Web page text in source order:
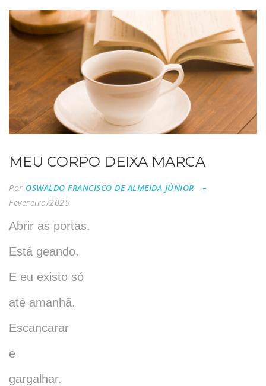
MEU CORPO DEIXA MARCA
Por OSWALDO FRANCISCO DE ALMEIDA JÚNIOR
Fevereiro/2025
Abrir as portas.
Está geando.
E eu existo só
até amanhã.
Escancarar
e
gargalhar.